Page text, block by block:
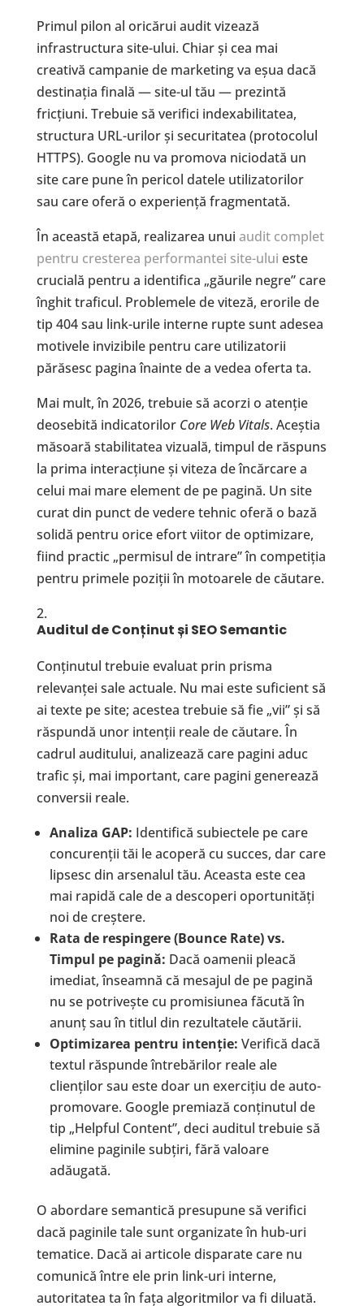
Primul pilon al oricărui audit vizează
infrastructura site-ului. Chiar și cea mai
creativă campanie de marketing va eșua dacă
destinația finală — site-ul tău — prezintă
fricțiuni. Trebuie să verifici indexabilitatea,
structura URL-urilor și securitatea (protocolul
HTTPS). Google nu va promova niciodată un
site care pune în pericol datele utilizatorilor
sau care oferă o experiență fragmentată.
În această etapă, realizarea unui audit complet
pentru cresterea performantei site-ului este
crucială pentru a identifica „găurile negre” care
înghit traficul. Problemele de viteză, erorile de
tip 404 sau link-urile interne rupte sunt adesea
motivele invizibile pentru care utilizatorii
părăsesc pagina înainte de a vedea oferta ta.
Mai mult, în 2026, trebuie să acorzi o atenție
deosebită indicatorilor Core Web Vitals. Aceștia
măsoară stabilitatea vizuală, timpul de răspuns
la prima interacțiune și viteza de încărcare a
celui mai mare element de pe pagină. Un site
curat din punct de vedere tehnic oferă o bază
solidă pentru orice efort viitor de optimizare,
fiind practic „permisul de intrare” în competiția
pentru primele poziții în motoarele de căutare.
Auditul de Conținutși SEO Semantic
Conținutul trebuie evaluat prin prisma
relevanței sale actuale. Nu mai este suficient să
ai texte pe site; acestea trebuie să fie „vii” și să
răspundă unor intenții reale de căutare. În
cadrul auditului, analizează care pagini aduc
trafic și, mai important, care pagini generează
conversii reale.
Analiza GAP: Identifică subiectele pe care
concurenții tăi le acoperă cu succes, dar care
lipsesc din arsenalul tău. Aceasta este cea
mai rapidă cale de a descoperi oportunități
noi de creștere.
Rata de respingere (Bounce Rate) vs.
Timpul pe pagină: Dacă oamenii pleacă
imediat, înseamnă că mesajul de pe pagină
nu se potrivește cu promisiunea făcută în
anunț sau în titlul din rezultatele căutării.
Optimizarea pentru intenție: Verifică dacă
textul răspunde întrebărilor reale ale
clienților sau este doar un exercițiu de auto-
promovare. Google premiază conținutul de
tip „Helpful Content”, deci auditul trebuie să
elimine paginile subțiri, fără valoare
adăugată.
O abordare semantică presupune să verifici
dacă paginile tale sunt organizate în hub-uri
tematice. Dacă ai articole disparate care nu
comunică între ele prin link-uri interne,
autoritatea ta în fața algoritmilor va fi diluată.